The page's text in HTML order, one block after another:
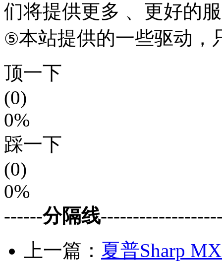
们将提供更多 、更好的
⑤本站提供的一些驱动，
顶一下
(0)
0%
踩一下
(0)
0%
------分隔线
上一篇： 夏普Sharp